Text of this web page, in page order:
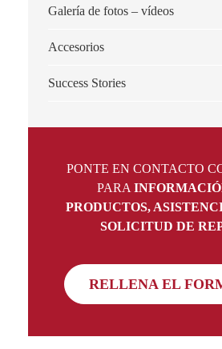
Galería de fotos – vídeos
Accesorios
Success Stories
PONTE EN CONTACTO
PARA
PRODUCTOS,
SOLICITUD DE
RELLENA EL